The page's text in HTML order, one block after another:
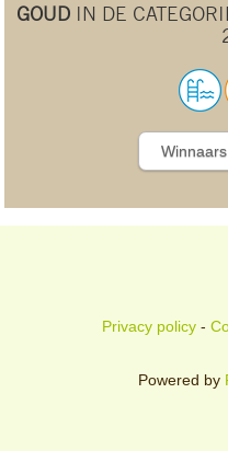
GOUDIN DE
Privacy policy-
Powered by